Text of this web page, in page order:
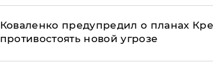
Коваленко предупредил о планах
противостоять новой угрозе